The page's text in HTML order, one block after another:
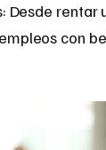
Desde
con